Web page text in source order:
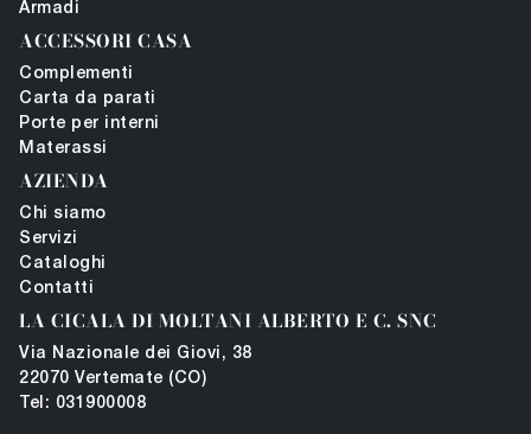
Armadi
ACCESSORI CASA
Complementi
Carta da parati
Porte per interni
Materassi
AZIENDA
Chi siamo
Servizi
Cataloghi
Contatti
LA CICALA DI MOLTANI ALBERTO E C. SNC
Via Nazionale dei Giovi, 38
22070 Vertemate (CO)
Tel: 031900008